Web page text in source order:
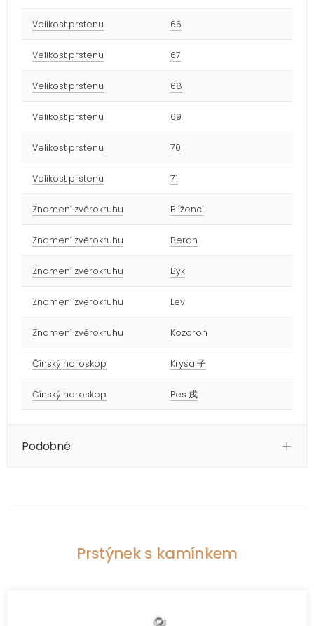
Velikost prstenu 66
Velikost prstenu 67
Velikost prstenu 68
Velikost prstenu 69
Velikost prstenu 70
Velikost prstenu 71
Znamení zvěrokruhu Blíženci
Znamení zvěrokruhu Beran
Znamení zvěrokruhu Býk
Znamení zvěrokruhu Lev
Znamení zvěrokruhu Kozoroh
Čínský horoskop Krysa 子
Čínský horoskop Pes 戌
Podobné
Prstýnek s kamínkem